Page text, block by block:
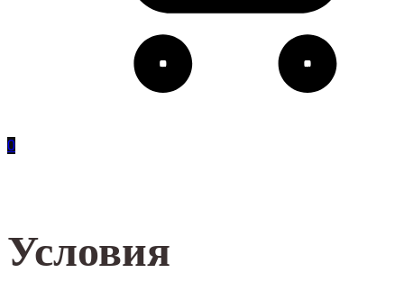
0
Условия